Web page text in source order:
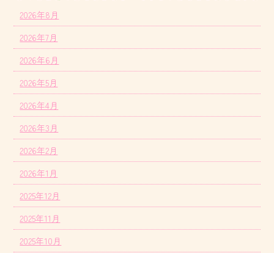
2026年8月
2026年7月
2026年6月
2026年5月
2026年4月
2026年3月
2026年2月
2026年1月
2025年12月
2025年11月
2025年10月